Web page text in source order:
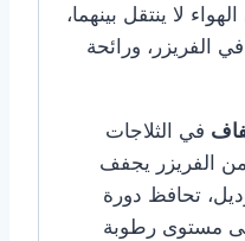
لا ينتقل بينهما،
الفريزر، ورائحة
في الثلاجات
من الفريزر يجفف
تحافظ دورة
على مستوى رطوبة